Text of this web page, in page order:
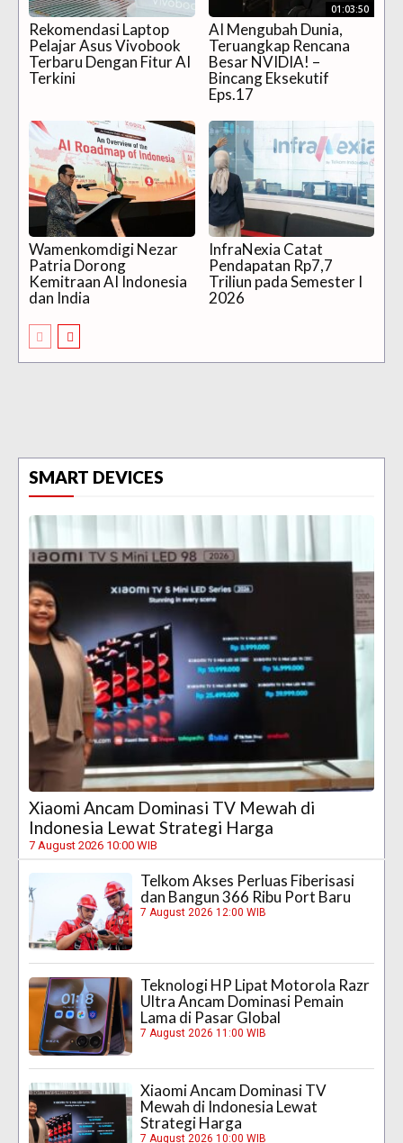
Rekomendasi Laptop
Pelajar Asus Vivobook
Terbaru Dengan Fitur AI
Terkini
01:03:50
AI Mengubah Dunia,
Teruangkap Rencana
Besar NVIDIA! –
Bincang Eksekutif
Eps.17
Wamenkomdigi Nezar
Patria Dorong
Kemitraan AI Indonesia
dan India
InfraNexia Catat
Pendapatan Rp7,7
Triliun pada Semester I
2026
SMART DEVICES
Xiaomi Ancam Dominasi TV Mewah di
Indonesia Lewat Strategi Harga
7 August 2026 10:00 WIB
Telkom Akses Perluas Fiberisasi
dan Bangun 366 Ribu Port Baru
7 August 2026 12:00 WIB
Teknologi HP Lipat Motorola Razr
Ultra Ancam Dominasi Pemain
Lama di Pasar Global
7 August 2026 11:00 WIB
Xiaomi Ancam Dominasi TV
Mewah di Indonesia Lewat
Strategi Harga
7 August 2026 10:00 WIB